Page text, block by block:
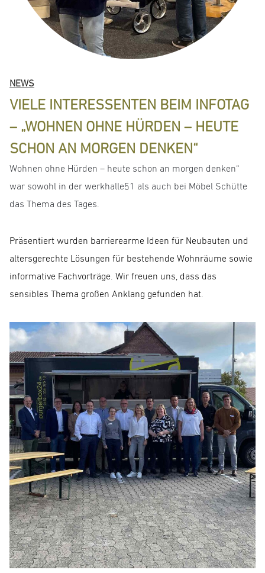
NEWS
VIELE INTERESSENTEN BEIM INFOTAG
– „WOHNEN OHNE HÜRDEN – HEUTE
SCHON AN MORGEN DENKEN“
Wohnen ohne Hürden – heute schon an morgen denken“
war sowohl in der werkhalle51 als auch bei Möbel Schütte
das Thema des Tages.
Präsentiert wurden barrierearme Ideen für Neubauten und
altersgerechte Lösungen für bestehende Wohnräume sowie
informative Fachvorträge. Wir freuen uns, dass das
sensibles Thema großen Anklang gefunden hat.